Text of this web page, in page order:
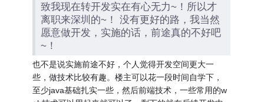
致我现在转开发实在有心无力~！所以才
离职来深圳的~！ 没有更好的路，我当然
愿意做开发，实施的话，前途真的不好吧
~！
也不是说实施前途不好，个人觉得开发空间更大一
些，做技术比较有趣。楼主可以花一段时间自学下，
至少java基础扎实一些，然后前端技术，一些常用的w